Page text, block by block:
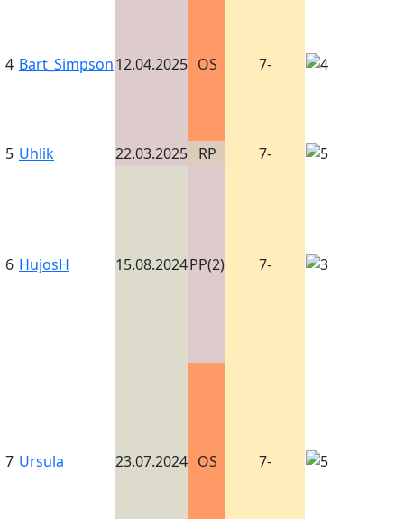
4 Bart_Simpson12.04.2025 OS 7-
5 Uhlik 22.03.2025 RP 7-
6 HujosH 15.08.2024PP(2) 7-
7 Ursula 23.07.2024 OS 7-